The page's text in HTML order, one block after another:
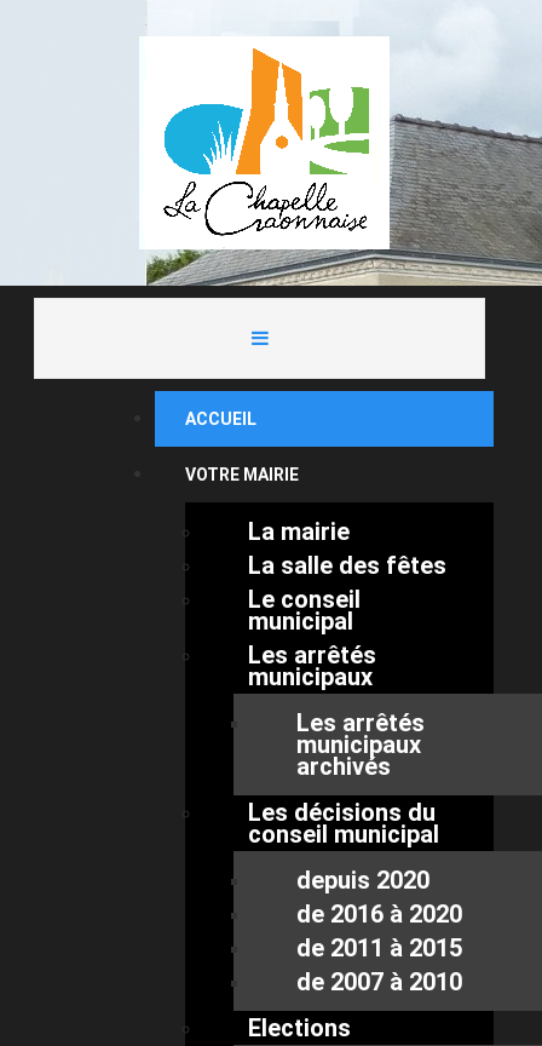
ACCUEIL
VOTRE MAIRIE
La mairie
La salle des fêtes
Le conseil
municipal
Les arrêtés
municipaux
Les arrêtés
municipaux
archivés
Les décisions du
conseil municipal
depuis 2020
de 2016 à 2020
de 2011 à 2015
de 2007 à 2010
Elections